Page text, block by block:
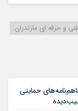
فنی و حرفه ای مازندران
حمایتی